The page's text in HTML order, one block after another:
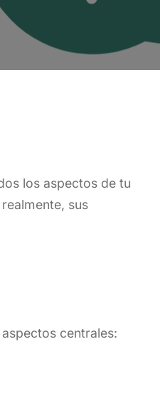
los aspectos de tu
sus
centrales: